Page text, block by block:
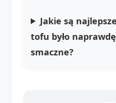
Jakie są
tofu było
smaczne?